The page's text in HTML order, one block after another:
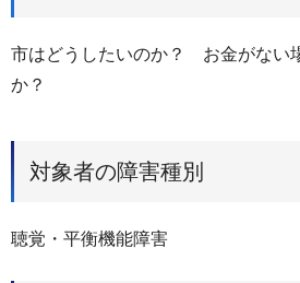
市はどうしたいのか？ お金がない
か？
対象者の障害種別
聴覚・平衡機能障害